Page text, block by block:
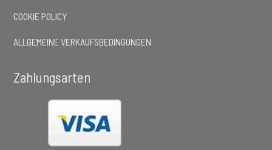
COOKIE POLICY
ALLGEMEINE VERKAUFSBEDINGUNGEN
Zahlungsarten